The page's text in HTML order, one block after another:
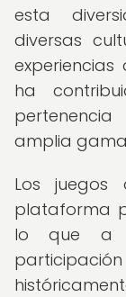
esta
diversas
ha
amplia
Los
plataforma
lo que a